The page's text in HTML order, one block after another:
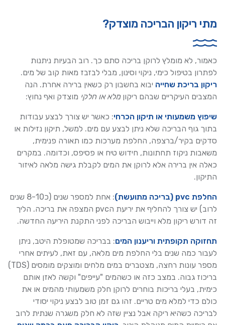
מתי ריקון הבריכה מוצדק?
כאמור, לא מומלץ לרוקן בריכה סתם כך. רוב הבעיות ניתנות
לפתרון בטיפול כימי, ניקוי וסינון, מבלי לבזבז מאות קוב של מים.
ריקון בריכת שחייה יבוא בחשבון רק כשאין ברירה אחרת. הנה
המצבים העיקריים שבהם ריקוןמלא או חלקי מוצדק ואף נחוץ:
שיפוץ משמעותי או תיקון הכרחי: כאשר יש צורך לבצע עבודות
בתוך גוף הבריכה שלא ניתן לבצע עם מים. למשל, תיקון נזילות או
סדקים בקיר/ברצפה, החלפת מערכות כמו תאורה פנימית,
משאבות ניקוז תחתונות, חידוש טיח או פסיפס, וכדומה. במקרים
כאלה אין ברירה אלא לרוקן את המים לקבלת גישה מלאה לאיזור
התיקון.
החלפת pvc (בריכה מתועשת)
: אחת למספר שנים (כ8-10 שנים
לרוב) יש צורך להחליף את יריעת הpvc המצפה את בריכה. הליך
זה דורש ריקון מלא וייבוש הבריכה לפני התקנת היריעה החדשה.
תחזוקה תקופתית וריענון המים: בבריכה שמטופלת היטב, ניתן
לעבור כמה שנים בלי החלפת מים מלאה, עם זאת, לעיתים אחרי
מספר עונות רחצה, מצטברים במים מלחים ומוצקים מומסים (TDS)
בריכוז גבוה. במצב כזה או כשהמים "עייפים" וקשה לאזן אותם
כימית, בעלי בריכות בוחרים לרוקן חלק משמעותי מהמים או את
כולם כדי למלא מים טריים. זהו גם זמן טוב לבצע ניקוי יסודי
לבריכה כשהיא ריקה אבל נציין שזה לא חלק משגרה שנתית לרוב